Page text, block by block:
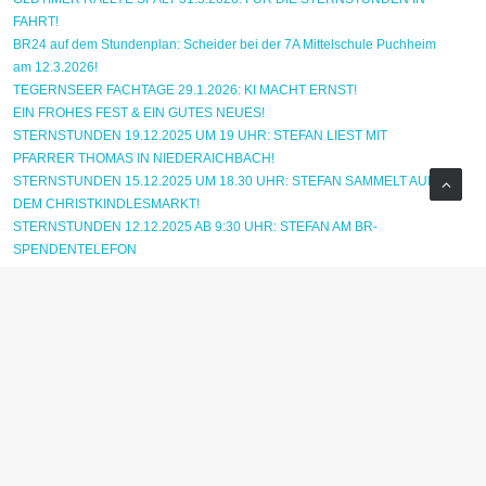
FAHRT!
BR24 auf dem Stundenplan: Scheider bei der 7A Mittelschule Puchheim
am 12.3.2026!
TEGERNSEER FACHTAGE 29.1.2026: KI MACHT ERNST!
EIN FROHES FEST & EIN GUTES NEUES!
STERNSTUNDEN 19.12.2025 UM 19 UHR: STEFAN LIEST MIT
PFARRER THOMAS IN NIEDERAICHBACH!
STERNSTUNDEN 15.12.2025 UM 18.30 UHR: STEFAN SAMMELT AUF
DEM CHRISTKINDLESMARKT!
STERNSTUNDEN 12.12.2025 AB 9:30 UHR: STEFAN AM BR-
SPENDENTELEFON